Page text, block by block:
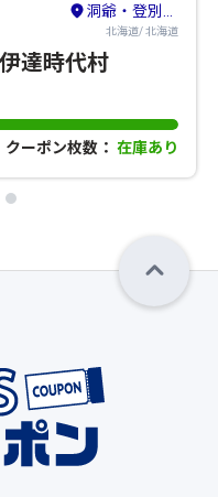
洞爺・登別・苫小牧・室蘭
北海道/ 北海道
達時代村
クーポン枚数： 在庫あり